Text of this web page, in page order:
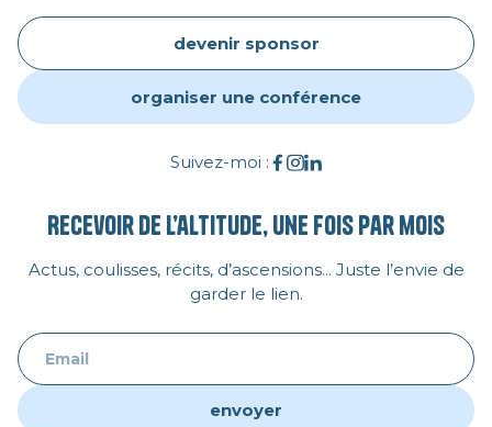
devenir sponsor
organiser une conférence
Suivez-moi :
Recevoir de l’altitude, une fois par mois
Actus, coulisses, récits, d’ascensions... Juste l’envie de
garder le lien.